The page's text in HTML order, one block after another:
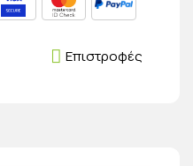
Επιστροφές